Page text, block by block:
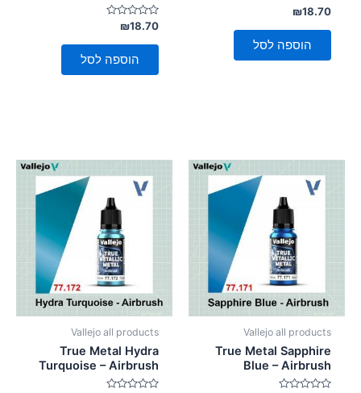
דורג
0
מתוך
₪18.70
הוספה לסל
דורג
0
מתוך
₪18.70
הוספה לסל
Vallejo all products
True Metal Sapphire
Blue – Airbrush
Vallejo all products
True Metal Hydra
Turquoise – Airbrush